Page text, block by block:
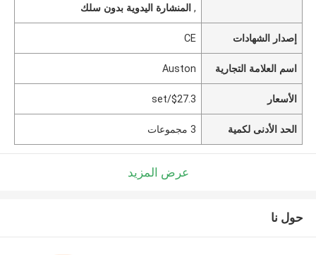
,المنشارة اليدوية بدون سلك
إصدار الشهادات CE
اسم العلامة التجارية Auston
الأسعار $27.3/set
الحد الأدنى لكمية 3 مجموعات
عرض المزيد
حول نا